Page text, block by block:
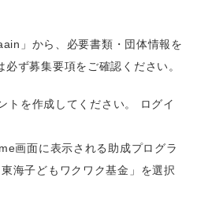
」から、必要書類・団体情報を
ず募集要項をご確認ください。
を作成してください。 ログイ
画面に表示される助成プログラ
海子どもワクワク基金」を選択